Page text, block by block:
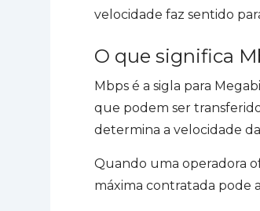
velocidade faz sentido
O que significa
Mbps é a sigla para
que podem ser
determina a velocidade
Quando uma operadora
máxima contratada pode